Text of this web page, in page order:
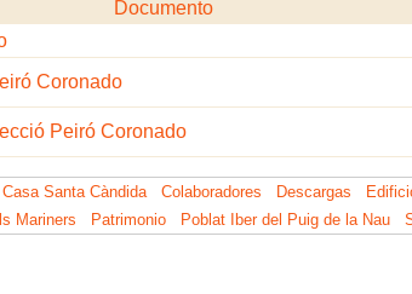
Documento
Coronado
Peiró Coronado
Casa Santa Càndida Colaboradores Descargas
Mariners Patrimonio Poblat Iber del Puig de la Nau